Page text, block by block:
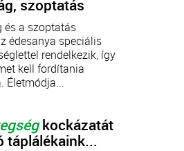
szoptatás
és a szoptatás
édesanya speciális
rendelkezik, így
kell fordítania
Életmódja...
kockázatát
táplálékaink...